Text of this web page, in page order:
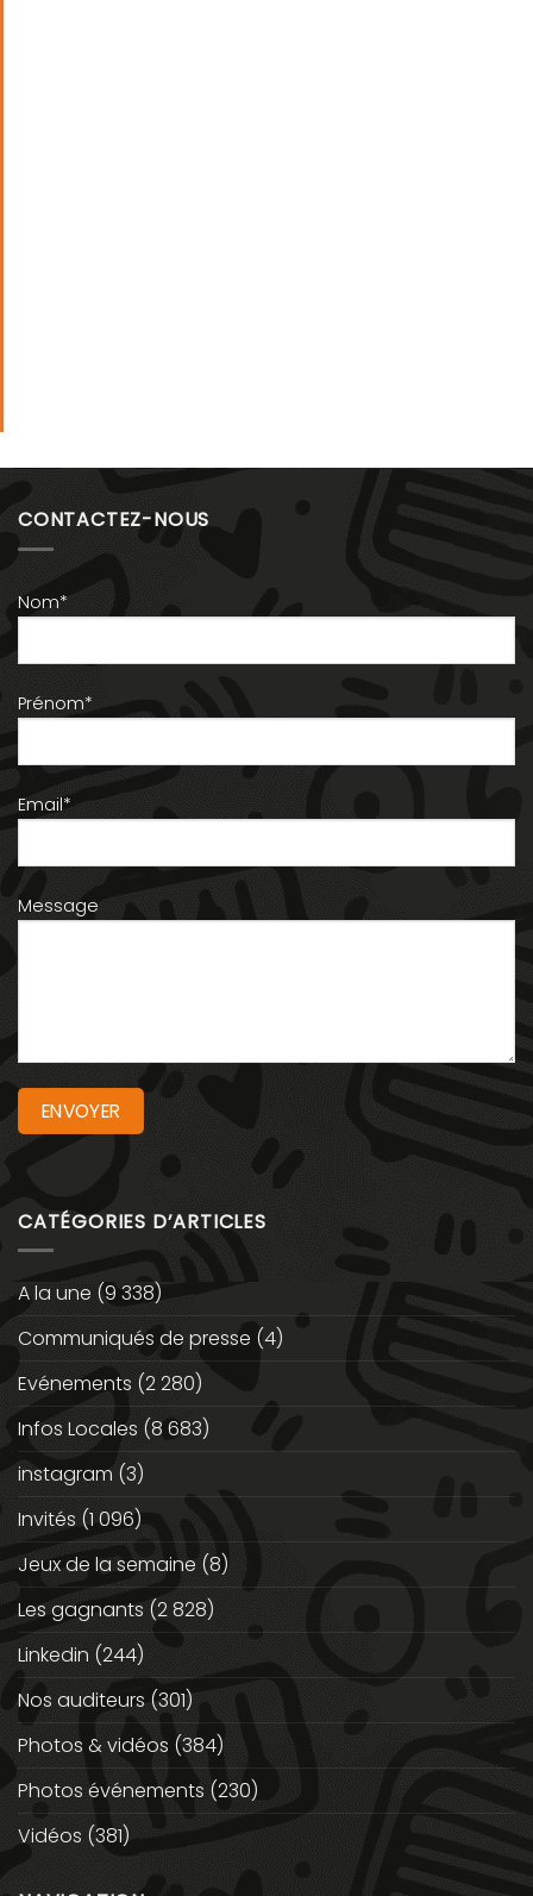
CONTACTEZ-NOUS
Nom*
Prénom*
Email*
Message
CATÉGORIES D’ARTICLES
A la une (9 338)
Communiqués de presse (4)
Evénements (2 280)
Infos Locales (8 683)
instagram (3)
Invités (1 096)
Jeux de la semaine (8)
Les gagnants (2 828)
Linkedin (244)
Nos auditeurs (301)
Photos & vidéos (384)
Photos événements (230)
Vidéos (381)